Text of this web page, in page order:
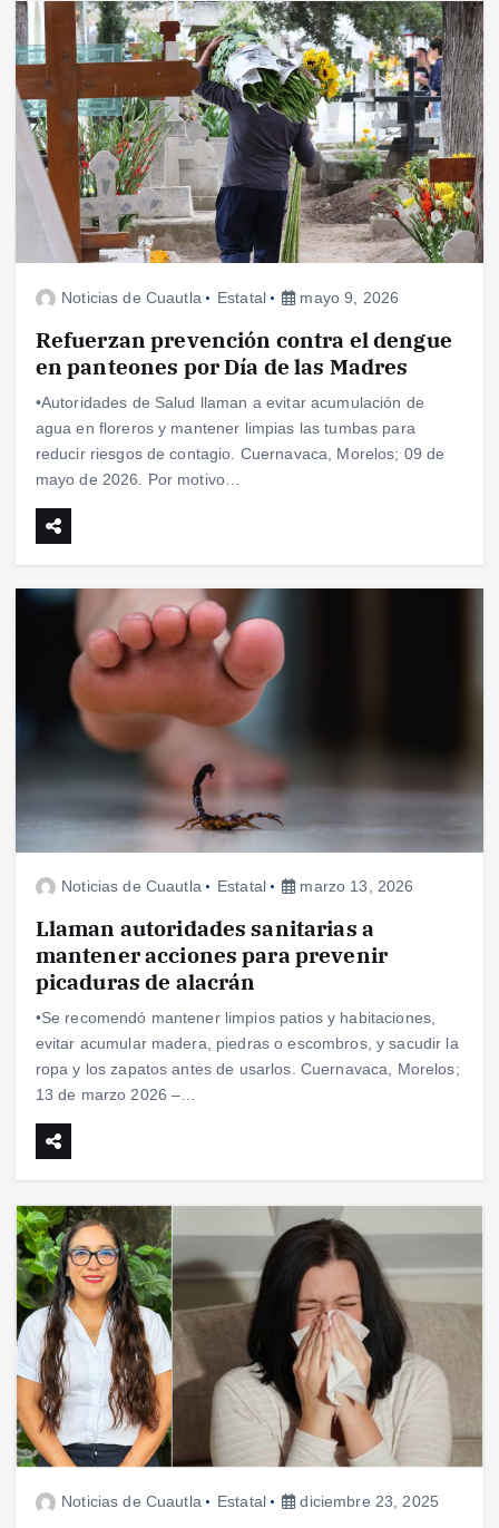
Noticias de Cuautla Estatal mayo 9, 2026
Refuerzan prevención contra el dengue
en panteones por Día de las Madres
•Autoridades de Salud llaman a evitar acumulación de
agua en floreros y mantener limpias las tumbas para
reducir riesgos de contagio. Cuernavaca, Morelos; 09 de
mayo de 2026. Por motivo…
Noticias de Cuautla Estatal marzo 13, 2026
Llaman autoridades sanitarias a
mantener acciones para prevenir
picaduras de alacrán
•Se recomendó mantener limpios patios y habitaciones,
evitar acumular madera, piedras o escombros, y sacudir la
ropa y los zapatos antes de usarlos. Cuernavaca, Morelos;
13 de marzo 2026 –…
Noticias de Cuautla Estatal diciembre 23, 2025